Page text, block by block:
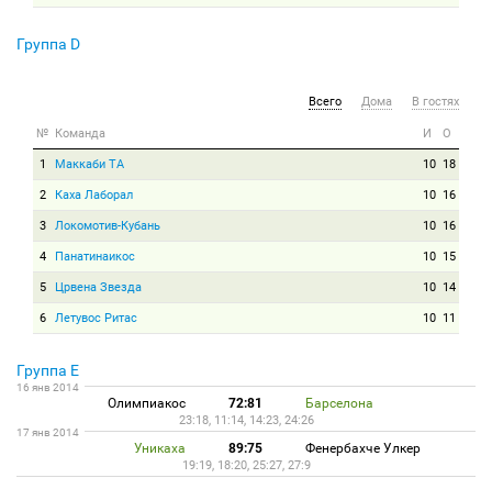
Группа D
Всего Дома В гостях
№ Команда И О
1 Маккаби ТА 10 18
2 Каха Лаборал 10 16
3 Локомотив-Кубань 10 16
4 Панатинаикос 10 15
5 Црвена Звезда 10 14
6 Летувос Ритас 10 11
Группа E
16 янв 2014
Олимпиакос 72:81 Барселона
23:18, 11:14, 14:23, 24:26
17 янв 2014
Уникаха 89:75 Фенербахче Улкер
19:19, 18:20, 25:27, 27:9